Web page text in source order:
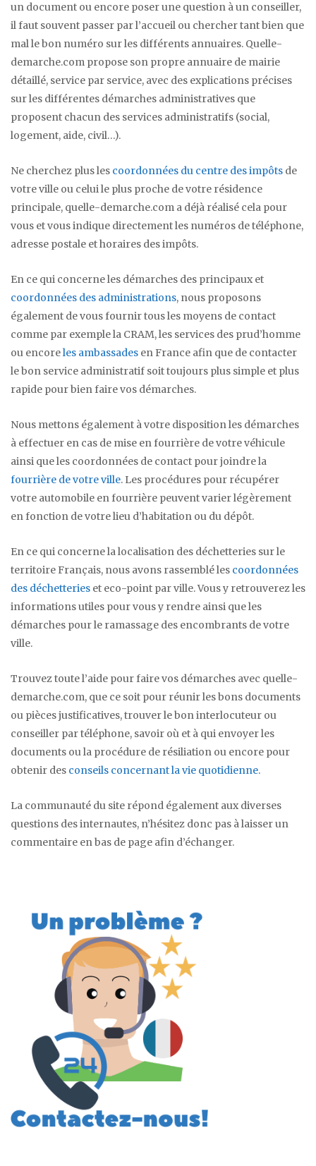
un document ou encore poser une question à un conseiller,
il faut souvent passer par l’accueil ou chercher tant bien que
mal le bon numéro sur les différents annuaires. Quelle-
demarche.com propose son propre annuaire de mairie
détaillé, service par service, avec des explications précises
sur les différentes démarches administratives que
proposent chacun des services administratifs (social,
logement, aide, civil…).
Ne cherchez plus les coordonnées du centre des impôts de
votre ville ou celui le plus proche de votre résidence
principale, quelle-demarche.com a déjà réalisé cela pour
vous et vous indique directement les numéros de téléphone,
adresse postale et horaires des impôts.
En ce qui concerne les démarches des principaux et
coordonnées des administrations, nous proposons
également de vous fournir tous les moyens de contact
comme par exemple la CRAM, les services des prud’homme
ou encoreles ambassades en France afin que de contacter
le bon service administratif soit toujours plus simple et plus
rapide pour bien faire vos démarches.
Nous mettons également à votre disposition les démarches
à effectuer en cas de mise en fourrière de votre véhicule
ainsi que les coordonnées de contact pour joindre la
fourrière de votre ville. Les procédures pour récupérer
votre automobile en fourrière peuvent varier légèrement
en fonction de votre lieu d’habitation ou du dépôt.
En ce qui concerne la localisation des déchetteries sur le
territoire Français, nous avons rassemblé les coordonnées
des déchetteries et eco-point par ville. Vous y retrouverez les
informations utiles pour vous y rendre ainsi que les
démarches pour le ramassage des encombrants de votre
ville.
Trouvez toute l’aide pour faire vos démarches avec quelle-
demarche.com, que ce soit pour réunir les bons documents
ou pièces justificatives, trouver le bon interlocuteur ou
conseiller par téléphone, savoir où et à qui envoyer les
documents ou la procédure de résiliation ou encore pour
obtenir des conseils concernant la vie quotidienne.
La communauté du site répond également aux diverses
questions des internautes, n’hésitez donc pas à laisser un
commentaire en bas de page afin d’échanger.